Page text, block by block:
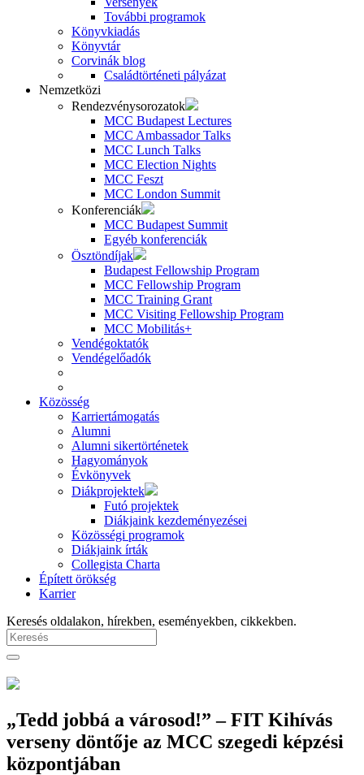
További programok
Könyvkiadás
Könyvtár
Corvinák blog
Családtörténeti pályázat
Nemzetközi
Rendezvénysorozatok
MCC Budapest Lectures
MCC Ambassador Talks
MCC Lunch Talks
MCC Election Nights
MCC Feszt
MCC London Summit
Konferenciák
MCC Budapest Summit
Egyéb konferenciák
Ösztöndíjak
Budapest Fellowship Program
MCC Fellowship Program
MCC Training Grant
MCC Visiting Fellowship Program
MCC Mobilitás+
Vendégoktatók
Vendégelőadók
Közösség
Karriertámogatás
Alumni
Alumni sikertörténetek
Hagyományok
Évkönyvek
Diákprojektek
Futó projektek
Diákjaink kezdeményezései
Közösségi programok
Diákjaink írták
Collegista Charta
Épített örökség
Karrier
Keresés oldalakon, hírekben, eseményekben, cikkekben.
„Tedd jobbá a városod!” – FIT Kihívás
verseny döntője az MCC szegedi képzési
központjában